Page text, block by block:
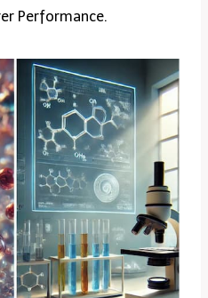
Performance.